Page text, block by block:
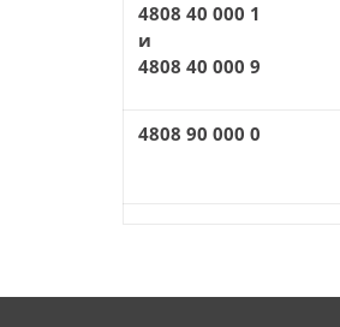
4808 40 000 1
и
4808 40 000 9
4808 90 000 0